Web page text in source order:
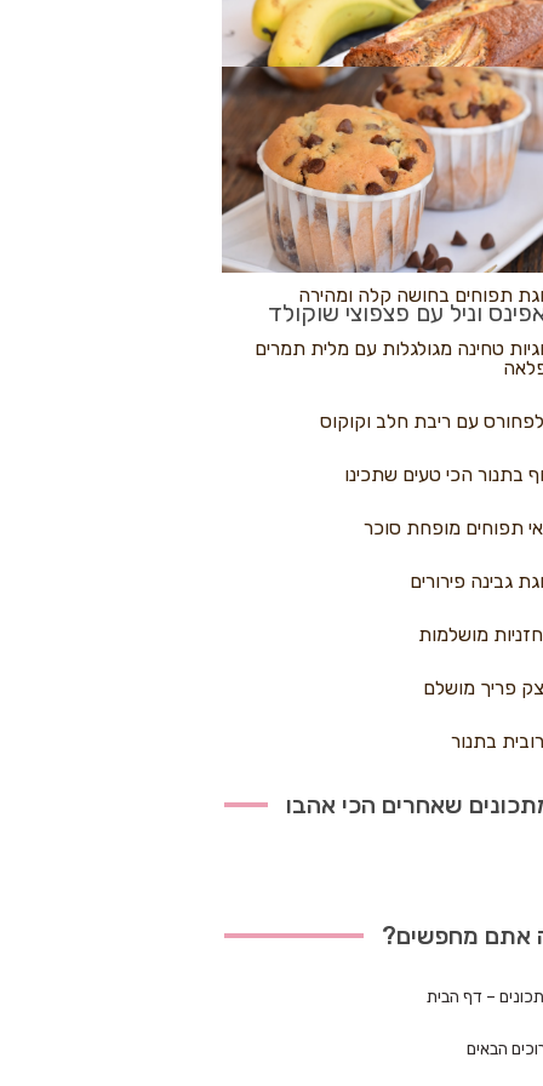
פיצה
בננות
וניל עם פצפוצי שוקולד
נקראים
תפוחים בחושה קלה ומהירה
טחינה מגולגלות עם מלית תמרים
עם ריבת חלב וקוקוס
בתנור הכי טעים שתכינו
תפוחים מופחת סוכר
גבינה פירורים
מושלמות
פריך מושלם
בתנור
שאחרים הכי אהבו
אתם מחפשים?
– דף הבית
הבאים